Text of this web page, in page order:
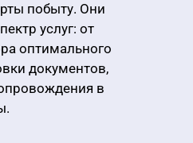
побыту. Они
услуг: от
оптимального
документов,
в